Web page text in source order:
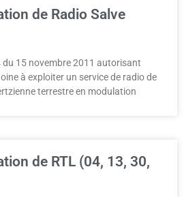
de Radio Salve
du 15 novembre 2011 autorisant
à exploiter un service de radio de
terrestre en modulation
de RTL (04, 13, 30,